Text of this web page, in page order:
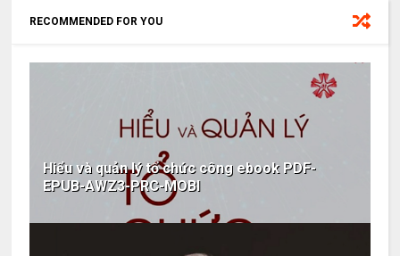
RECOMMENDED FOR YOU
Hiểu và quản lý tổ chức công ebook PDF-
EPUB-AWZ3-PRC-MOBI